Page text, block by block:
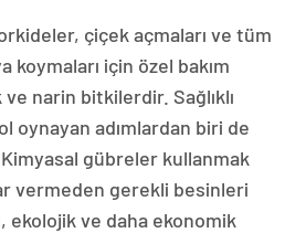
çiçek açmaları ve tüm
koymaları için özel bakım
narin bitkilerdir. Sağlıklı
oynayan adımlardan biri de
gübreler kullanmak
vermeden gerekli besinleri
ekolojik ve daha ekonomik